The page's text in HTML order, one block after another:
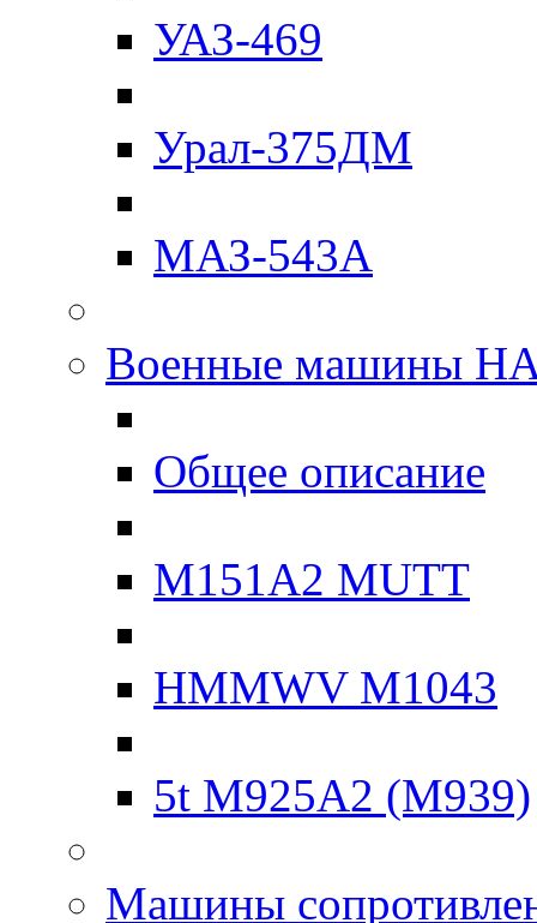
УАЗ-469
Урал-375ДМ
МАЗ-543А
Военные машины
Общее описание
M151A2 MUTT
HMMWV M1043
5t M925A2 (M939)
Машины